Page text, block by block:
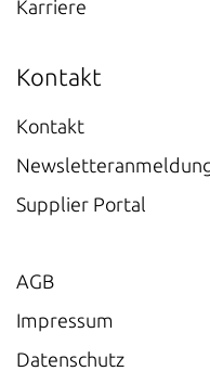
Karriere
Kontakt
Kontakt
Supplier Portal
AGB
Impressum
Datenschutz